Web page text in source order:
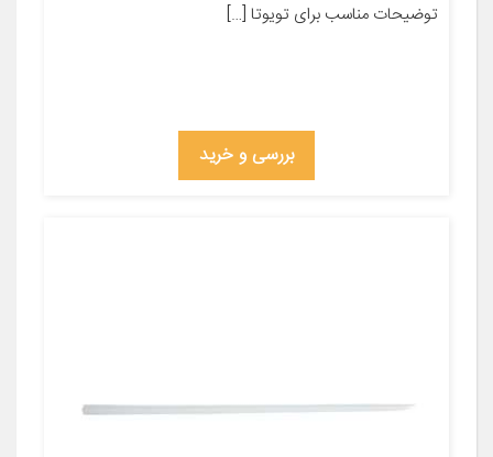
توضیحات مناسب برای تویوتا […]
بررسی و خرید